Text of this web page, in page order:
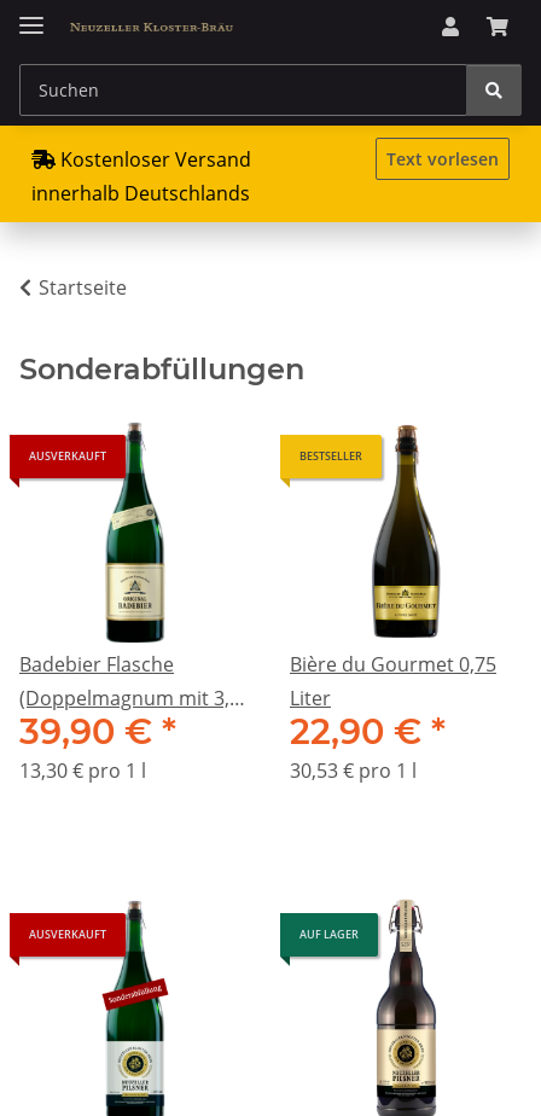
Kostenloser Versand
innerhalb Deutschlands
Text vorlesen
Startseite
Sonderabfüllungen
AUSVERKAUFT
Badebier Flasche
(Doppelmagnum mit 3,0
Liter)
39,90 € *
13,30 € pro 1 l
BESTSELLER
Bière du Gourmet 0,75
Liter
22,90 € *
30,53 € pro 1 l
AUSVERKAUFT AUF LAGER